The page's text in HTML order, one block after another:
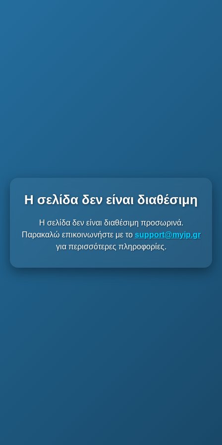
Η σελίδα δεν είναι διαθέσιμη
Η σελίδα δεν είναι διαθέσιμη προσωρινά.
Παρακαλώ επικοινωνήστε με το support@myip.gr
για περισσότερες πληροφορίες.